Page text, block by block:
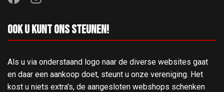
Ook u kunt ons steunen!
Als u via onderstaand logo naar de diverse websites gaat
en daar een aankoop doet, steunt u onze vereniging. Het
kost u niets extra's, de aangesloten webshops schenken